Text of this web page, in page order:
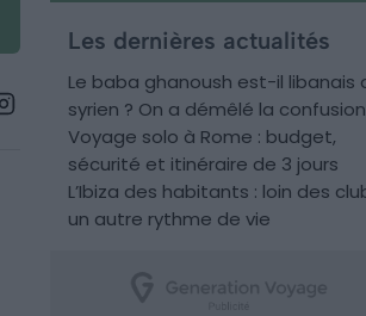
Les dernières actualités
Le baba ghanoush est-il libanais
syrien ? On a démêlé la confusion
Voyage solo à Rome : budget,
sécurité et itinéraire de 3 jours
L’Ibiza des habitants : loin des
un autre rythme de vie